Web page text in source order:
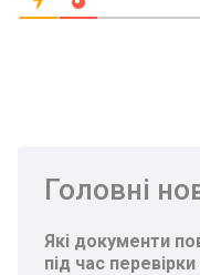
Головні
Які документи
під час